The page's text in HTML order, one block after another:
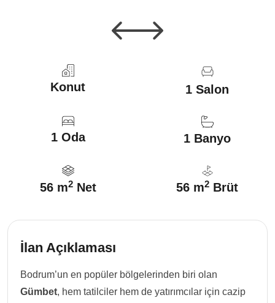
Konut 1 Salon
1 Oda 1 Banyo
56 m2Net 56 m2 Brüt
İlan Açıklaması
Bodrum’un en popüler bölgelerinden biri olan
Gümbet, hem tatilciler hem de yatırımcılar için cazip